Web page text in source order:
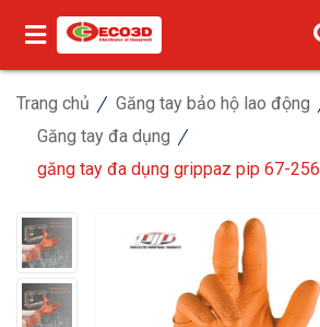
Trang chủ
Găng tay bảo hộ lao động
Găng tay đa dụng
găng tay đa dụng grippaz pip 67-256